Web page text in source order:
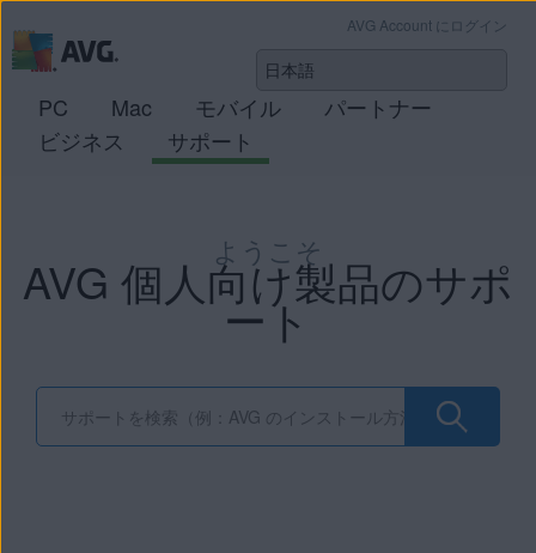
AVG Account にログイン
PC Mac モバイル
パートナー
ビジネス
サポート
ようこそ
AVG 個人向け製品のサポ
ート